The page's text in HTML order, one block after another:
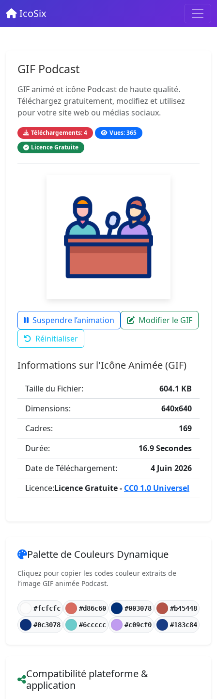
IcoSix
GIF Podcast
GIF animé et icône Podcast de haute qualité.
Téléchargez gratuitement, modifiez et utilisez
pour votre site web ou médias sociaux.
Téléchargements: 4
Vues: 365
Licence Gratuite
Suspendre l’animation
Modifier le GIF
Réinitialiser
Informations sur l'Icône Animée (GIF)
Taille du Fichier:
604.1 KB
Dimensions:
640x640
Cadres:
169
Durée:
16.9 Secondes
Date de Téléchargement:
4 Juin 2026
Licence:Licence Gratuite - CC0 1.0 Universel
Palette de Couleurs Dynamique
Cliquez pour copier les codes couleur extraits de
l’image GIF animée Podcast.
#fcfcfc #d86c60 #003078 #b45448
#0c3078 #6ccccc #c09cf0 #183c84
Compatibilité plateforme &
application